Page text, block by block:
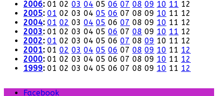
2006: 01 02 03 04 05 06 07 08 09 10 11 12
2005: 01 02 03 04 05 06 07 08 09 10 11 12
2004: 01 02 03 04 05 06 07 08 09 10 11 12
2003: 01 02 03 04 05 06 07 08 09 10 11 12
2002: 01 02 03 04 05 06 07 08 09 10 11 12
2001: 01 02 03 04 05 06 07 08 09 10 11 12
2000: 01 02 03 04 05 06 07 08 09 10 11 12
1999: 01 02 03 04 05 06 07 08 09 10 11 12
Facebook